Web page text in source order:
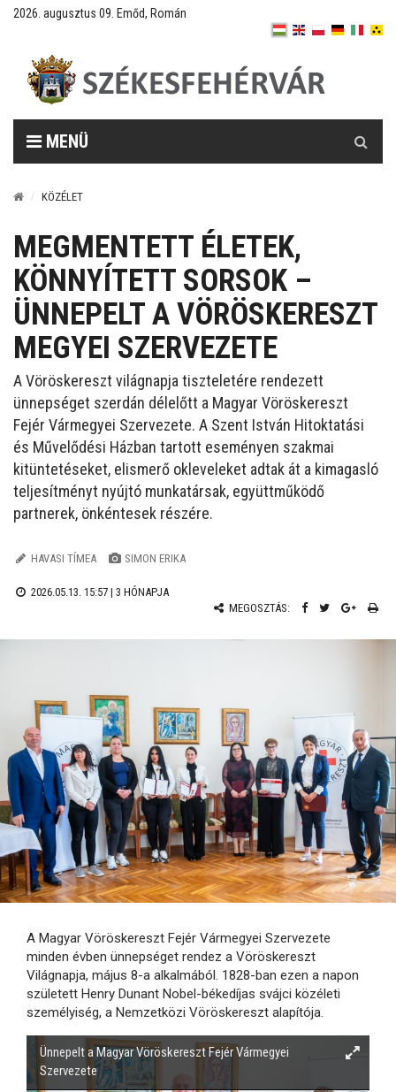
2026. augusztus 09. Emőd, Román
MENÜ
KÖZÉLET
MEGMENTETT ÉLETEK,
KÖNNYÍTETT SORSOK –
ÜNNEPELT A VÖRÖSKERESZT
MEGYEI SZERVEZETE
A Vöröskereszt világnapja tiszteletére rendezett
ünnepséget szerdán délelőtt a Magyar Vöröskereszt
Fejér Vármegyei Szervezete. A Szent István Hitoktatási
és Művelődési Házban tartott eseményen szakmai
kitüntetéseket, elismerő okleveleket adtak át a kimagasló
teljesítményt nyújtó munkatársak, együttműködő
partnerek, önkéntesek részére.
HAVASI TÍMEA SIMON ERIKA
2026.05.13. 15:57 | 3 HÓNAPJA
MEGOSZTÁS:
A Magyar Vöröskereszt Fejér Vármegyei Szervezete
minden évben ünnepséget rendez a Vöröskereszt
Világnapja, május 8-a alkalmából. 1828-ban ezen a napon
született Henry Dunant Nobel-békedíjas svájci közéleti
személyiség, a Nemzetközi Vöröskereszt alapítója.
Ünnepelt a Magyar Vöröskereszt Fejér Vármegyei
Szervezete